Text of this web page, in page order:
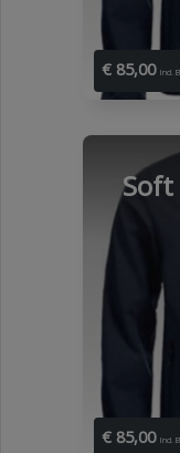
€ 85,00 Incl.
Soft
€ 85,00 Incl.